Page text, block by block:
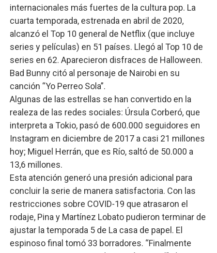
internacionales más fuertes de la cultura pop. La
cuarta temporada, estrenada en abril de 2020,
alcanzó el Top 10 general de Netflix (que incluye
series y películas) en 51 países. Llegó al Top 10 de
series en 62. Aparecieron disfraces de Halloween.
Bad Bunny citó al personaje de Nairobi en su
canción “Yo Perreo Sola”.
Algunas de las estrellas se han convertido en la
realeza de las redes sociales: Úrsula Corberó, que
interpreta a Tokio, pasó de 600.000 seguidores en
Instagram en diciembre de 2017 a casi 21 millones
hoy; Miguel Herrán, que es Río, saltó de 50.000 a
13,6 millones.
Esta atención generó una presión adicional para
concluir la serie de manera satisfactoria. Con las
restricciones sobre COVID-19 que atrasaron el
rodaje, Pina y Martínez Lobato pudieron terminar de
ajustar la temporada 5 de La casa de papel. El
espinoso final tomó 33 borradores. “Finalmente